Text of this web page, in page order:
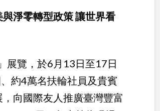
淨零轉型政策 讓世界看
展覽，於6月13日至17日
約4萬名扶輪社員及貴賓
向國際友人推廣臺灣豐富